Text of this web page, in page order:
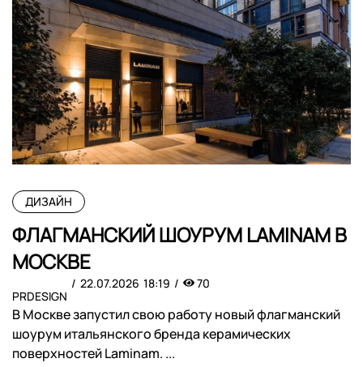
ДИЗАЙН
​ФЛАГМАНСКИЙ ШОУРУМ LAMINAM В
МОСКВЕ
PRDESIGN
22.07.2026 18:19 70
В Москве запустил свою работу новый флагманский
шоурум итальянского бренда керамических
поверхностей Laminam. ...